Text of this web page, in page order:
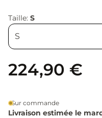
Taille: S
224,90 €
Sur commande
Livraison estimée le